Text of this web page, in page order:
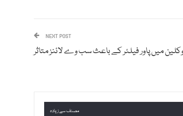
NEXT POST
میں پاور فیلئر کے باعث سب وے لائنز متاثر
مصنف سے زیادہ